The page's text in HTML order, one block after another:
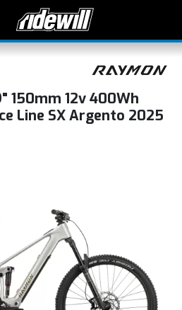
150mm 12v 400Wh
Line SX Argento 2025